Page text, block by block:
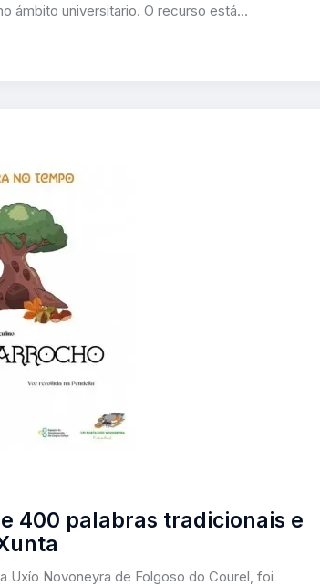
ámbito universitario. O recurso está…
400 palabras tradicionais e
Uxío Novoneyra de Folgoso do Courel, foi